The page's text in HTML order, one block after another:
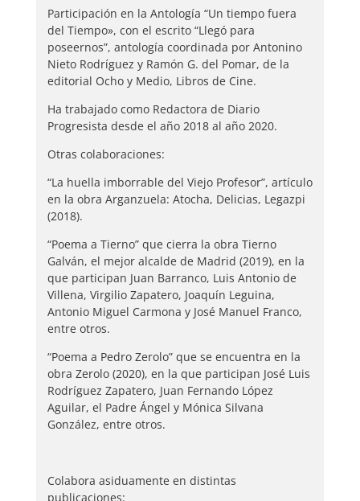
Participación en la Antología “Un tiempo fuera
del Tiempo», con el escrito “Llegó para
poseernos”, antología coordinada por Antonino
Nieto Rodríguez y Ramón G. del Pomar, de la
editorial Ocho y Medio, Libros de Cine.
Ha trabajado como Redactora de Diario
Progresista desde el año 2018 al año 2020.
Otras colaboraciones:
“La huella imborrable del Viejo Profesor”, artículo
en la obra Arganzuela: Atocha, Delicias, Legazpi
(2018).
“Poema a Tierno” que cierra la obra Tierno
Galván, el mejor alcalde de Madrid (2019), en la
que participan Juan Barranco, Luis Antonio de
Villena, Virgilio Zapatero, Joaquín Leguina,
Antonio Miguel Carmona y José Manuel Franco,
entre otros.
“Poema a Pedro Zerolo” que se encuentra en la
obra Zerolo (2020), en la que participan José Luis
Rodríguez Zapatero, Juan Fernando López
Aguilar, el Padre Ángel y Mónica Silvana
González, entre otros.
Colabora asiduamente en distintas
publicaciones: